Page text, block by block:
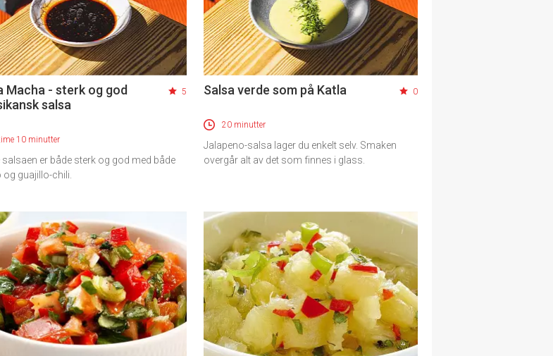
Macha - sterk og god
salsa
5
10 minutter
salsaen er både sterk og god med både
og guajillo-chili.
Salsa verde som på Katla 0
20 minutter
Jalapeno-salsa lager du enkelt selv. Smaken
overgår alt av det som finnes i glass.